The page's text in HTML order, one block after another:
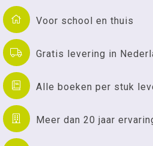
Voor school en thuis
Gratis levering in
Alle boeken per stuk
Meer dan 20 jaar